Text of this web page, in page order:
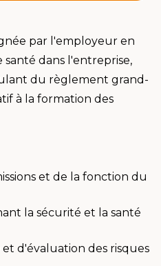
par l'employeur en
dans l'entreprise,
du règlement grand-
à la formation des
et de la fonction du
la sécurité et la santé
d'évaluation des risques